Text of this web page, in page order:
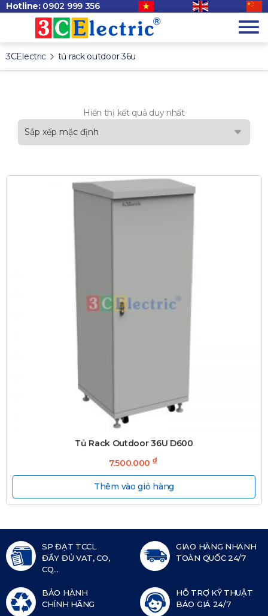
Hotline: 0902 999 356
3CElectric tủ rack outdoor 36u
Hiển thị kết quả duy nhất
Tủ Rack Outdoor 36U D600
7.500.000 ₫
Thêm vào giỏ hàng
SP ĐẠT TCCL
ĐẦY ĐỦ VAT, CO,
CQ...
GIAO HÀNG NHANH
TOÀN QUỐC 24/7
BẢO HÀNH
CHÍNH HÃNG
HỖ TRỢ KỸ THUẬT
BÁO GIÁ 24/7